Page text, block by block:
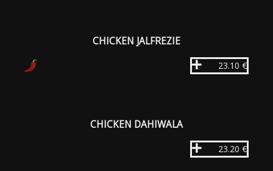
CHICKEN JALFREZIE
23.10 €
CHICKEN DAHIWALA
23.20 €